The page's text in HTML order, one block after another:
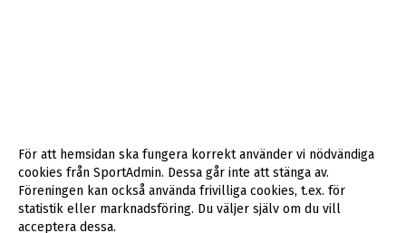
För att hemsidan ska fungera korrekt använder vi nödvändiga
cookies från SportAdmin. Dessa går inte att stänga av.
Föreningen kan också använda frivilliga cookies, t.ex. för
statistik eller marknadsföring. Du väljer själv om du vill
acceptera dessa.